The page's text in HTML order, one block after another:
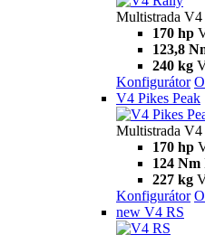
Multistrada
170 hp
123,8
240 kg
Konfigurátor
V4 Pikes Peak
Multistrada V4
170 hp
124 Nm
227 kg
Konfigurátor
new V4 RS